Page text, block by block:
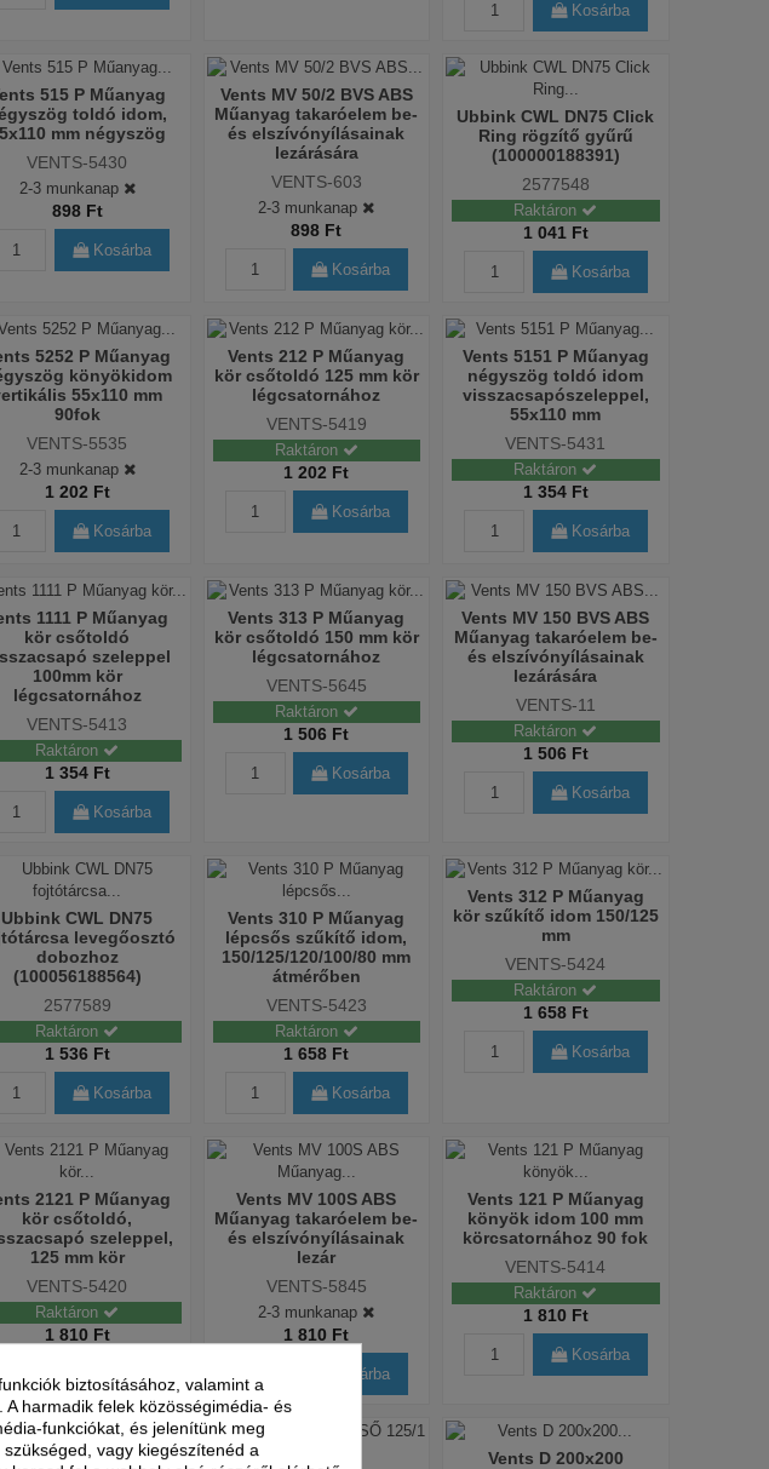
Kosárba
515 P Műanyag
toldó idom,
mm négyszög
VENTS-5430
2-3 munkanap
898 Ft
Kosárba
Vents MV 50/2 BVS ABS
Műanyag takaróelem be-
és elszívónyílásainak
lezárására
VENTS-603
2-3 munkanap
898 Ft
Kosárba
Ubbink CWL DN75 Click
Ring rögzítő gyűrű
(100000188391)
2577548
Raktáron
1 041 Ft
Kosárba
5252 P Műanyag
könyökidom
55x110 mm
90fok
VENTS-5535
2-3 munkanap
1 202 Ft
Kosárba
Vents 212 P Műanyag
kör csőtoldó 125 mm kör
légcsatornához
VENTS-5419
Raktáron
1 202 Ft
Kosárba
Vents 5151 P Műanyag
négyszög toldó idom
visszacsapószeleppel,
55x110 mm
VENTS-5431
Raktáron
1 354 Ft
Kosárba
1111 P Műanyag
kör csőtoldó
szeleppel
100mm kör
légcsatornához
VENTS-5413
Raktáron
1 354 Ft
Kosárba
Vents 313 P Műanyag
kör csőtoldó 150 mm kör
légcsatornához
VENTS-5645
Raktáron
1 506 Ft
Kosárba
Vents MV 150 BVS ABS
Műanyag takaróelem be-
és elszívónyílásainak
lezárására
VENTS-11
Raktáron
1 506 Ft
Kosárba
Ubbink CWL DN75
levegőosztó
dobozhoz
(100056188564)
2577589
Raktáron
1 536 Ft
Kosárba
Vents 310 P Műanyag
lépcsős szűkítő idom,
150/125/120/100/80 mm
átmérőben
VENTS-5423
Raktáron
1 658 Ft
Kosárba
Vents 312 P Műanyag
kör szűkítő idom 150/125
mm
VENTS-5424
Raktáron
1 658 Ft
Kosárba
2121 P Műanyag
kör csőtoldó,
szeleppel,
125 mm kör
VENTS-5420
Raktáron
1 810 Ft
Vents MV 100S ABS
Műanyag takaróelem be-
és elszívónyílásainak
lezár
VENTS-5845
2-3 munkanap
1 810 Ft
Kosárba
Vents 121 P Műanyag
könyök idom 100 mm
körcsatornához 90 fok
VENTS-5414
Raktáron
1 810 Ft
Kosárba
Vents D 200x200
biztosításához, valamint a
harmadik felek közösségimédia- és
funkciókat, és jelenítünk meg
vagy kiegészítenéd a